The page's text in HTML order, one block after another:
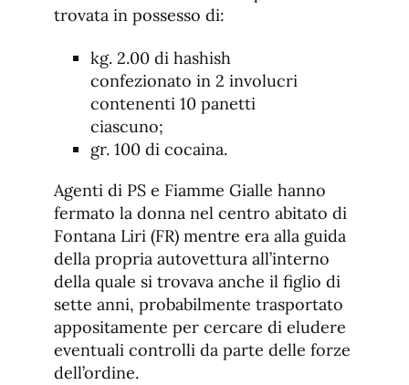
trovata in possesso di:
kg. 2.00 di hashish
confezionato in 2 involucri
contenenti 10 panetti
ciascuno;
gr. 100 di cocaina.
Agenti di PS e Fiamme Gialle hanno
fermato la donna nel centro abitato di
Fontana Liri (FR) mentre era alla guida
della propria autovettura all’interno
della quale si trovava anche il figlio di
sette anni, probabilmente trasportato
appositamente per cercare di eludere
eventuali controlli da parte delle forze
dell’ordine.